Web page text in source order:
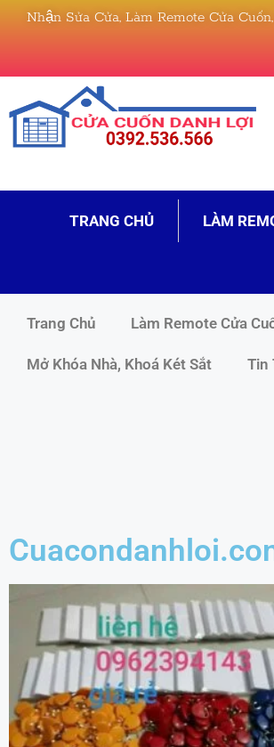
Nhận Sửa Cửa, Làm Remote Cửa
TRANG CHỦ LÀM
Trang Chủ Làm Remote Cửa
Mở Khóa Nhà, Khoá Két Sắt Tin